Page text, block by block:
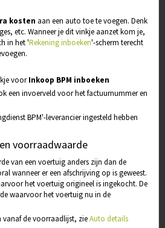
kosten aan een auto toe te voegen. Denk
etc. Wanneer je dit vinkje aanzet kom je,
in het 'Rekening inboeken'-scherm terecht
voorInkoop BPM inboeken
een invoerveld voor het factuurnummer en
BPM'-leverancier ingesteld hebben
voorraadwaarde
van een voertuig anders zijn dan de
wanneer er een afschrijving op is geweest.
het voertuig origineel is ingekocht. De
waarvoor het voertuig nu in de
vanaf de voorraadlijst, zieAuto details